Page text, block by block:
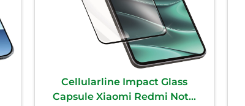
Cellularline Impact Glass
Capsule Xiaomi Redmi Not...